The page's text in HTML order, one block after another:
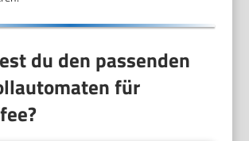
du den passenden
für